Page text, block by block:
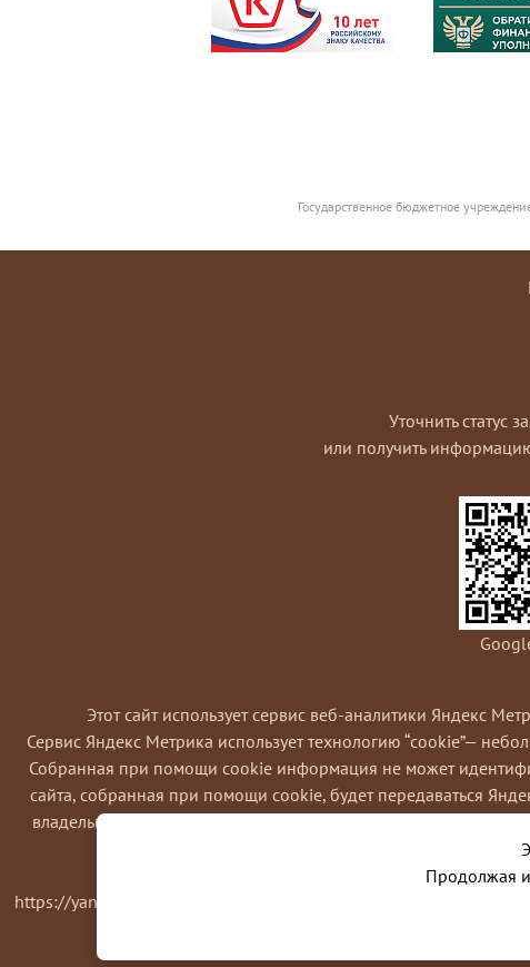
Продолжая
Государственное бюджетное
Уточнить статус
или получить
Этот сайт использует сервис веб-аналитики Яндекс
Сервис Яндекс Метрика использует технологию “cookie”—
Coбранная при помощи cookie информация не может
сайта, собранная при помощи cookie, будет передаваться
владельца сайта, в частности, для оценки использования
Вы можете отказаться от использования
https://yandex.ru/support/metrika/general/opt-out.html Однако это